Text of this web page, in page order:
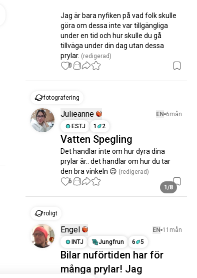
Jag är bara nyfiken på vad folk skulle
göra om dessa inte var tillgängliga
under en tid och hur skulle du gå
tillväga under din dag utan dessa
prylar. (redigerad)
0 1
fotografering
Julieanne EN 6mån
ESTJ
1 2
Vatten Spegling
Det handlar inte om hur dyra dina
prylar är.. det handlar om hur du tar
den bra vinkeln 😉 (redigerad)
1/8
6 1
roligt
Engel EN 11mån
INTJ
Jungfrun 6 5
Bilar nuförtiden har för
många prylar! Jag